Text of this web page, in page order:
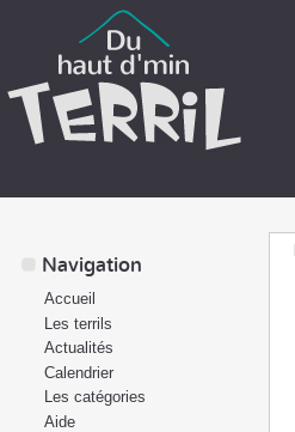
Navigation
Accueil
Les terrils
Actualités
Calendrier
Les catégories
Aide